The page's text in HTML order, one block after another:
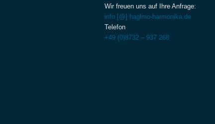
Wir freuen uns auf Ihre Anfrage:
info [@] haglmo-harmonika.de
Telefon
+49 (0)8732 – 937 268